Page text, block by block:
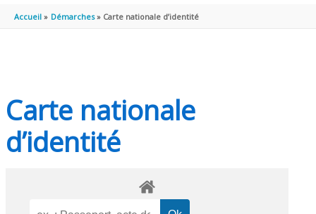
PRINCIPAL
Accueil Démarches Carte nationale d’identité
Carte nationale
d’identité